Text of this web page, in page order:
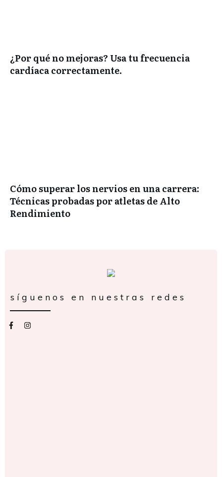
¿Por qué no mejoras? Usa tu frecuencia
cardíaca correctamente.
Cómo superar los nervios en una carrera:
Técnicas probadas por atletas de Alto
Rendimiento
síguenos en nuestras redes